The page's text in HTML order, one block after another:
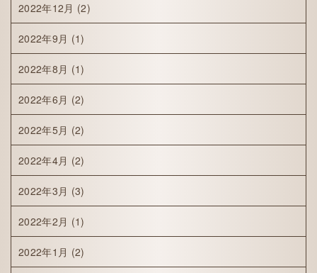
2022年12月 (2)
2022年9月 (1)
2022年8月 (1)
2022年6月 (2)
2022年5月 (2)
2022年4月 (2)
2022年3月 (3)
2022年2月 (1)
2022年1月 (2)